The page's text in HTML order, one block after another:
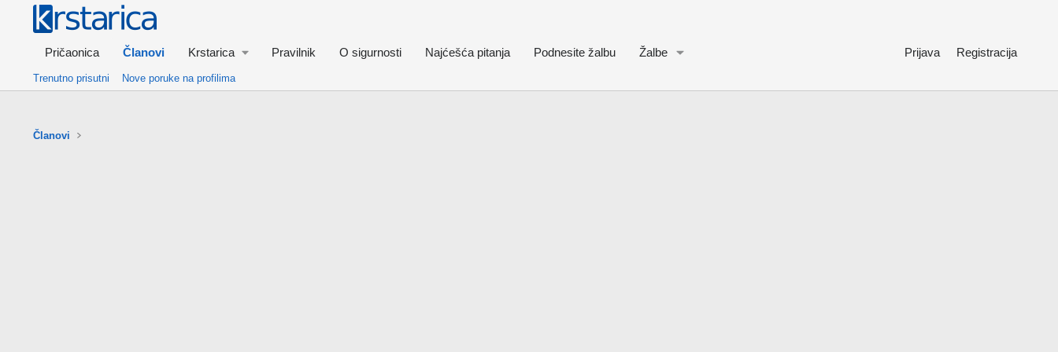
Pričaonica Članovi Krstarica Pravilnik O sigurnosti Najćešća pitanja Podnesite žalbu Žalbe Prijava Registracija
Trenutno prisutni Nove poruke na profilima
Članovi